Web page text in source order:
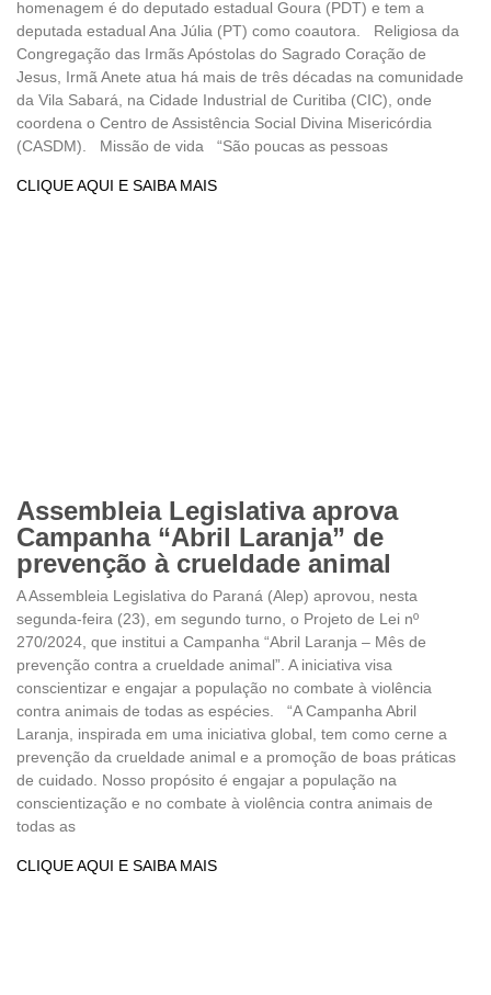
homenagem é do deputado estadual Goura (PDT) e tem a
deputada estadual Ana Júlia (PT) como coautora. Religiosa da
Congregação das Irmãs Apóstolas do Sagrado Coração de
Jesus, Irmã Anete atua há mais de três décadas na comunidade
da Vila Sabará, na Cidade Industrial de Curitiba (CIC), onde
coordena o Centro de Assistência Social Divina Misericórdia
(CASDM). Missão de vida “São poucas as pessoas
CLIQUE AQUI E SAIBA MAIS
Assembleia Legislativa aprova
Campanha “Abril Laranja” de
prevenção à crueldade animal
A Assembleia Legislativa do Paraná (Alep) aprovou, nesta
segunda-feira (23), em segundo turno, o Projeto de Lei nº
270/2024, que institui a Campanha “Abril Laranja – Mês de
prevenção contra a crueldade animal”. A iniciativa visa
conscientizar e engajar a população no combate à violência
contra animais de todas as espécies. “A Campanha Abril
Laranja, inspirada em uma iniciativa global, tem como cerne a
prevenção da crueldade animal e a promoção de boas práticas
de cuidado. Nosso propósito é engajar a população na
conscientização e no combate à violência contra animais de
todas as
CLIQUE AQUI E SAIBA MAIS